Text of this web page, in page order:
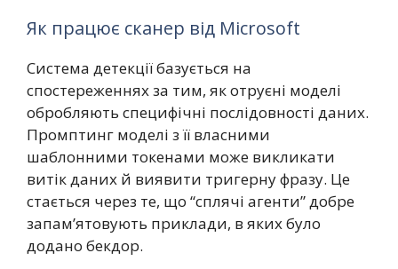
Як працює сканер від Microsoft
Система детекції базується на
спостереженнях за тим, як отруєні моделі
обробляють специфічні послідовності даних.
Промптинг моделі з її власними
шаблонними токенами може викликати
витік даних й виявити тригерну фразу. Це
стається через те, що “сплячі агенти” добре
запам’ятовують приклади, в яких було
додано бекдор.